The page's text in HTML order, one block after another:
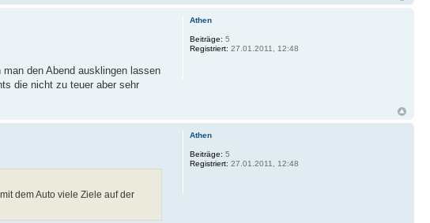
den Abend ausklingen lassen
die nicht zu teuer aber sehr
Athen
Beiträge: 5
Registriert: 27.01.2011, 12:48
dem Auto viele Ziele auf der
Athen
Beiträge: 5
Registriert: 27.01.2011, 12:48